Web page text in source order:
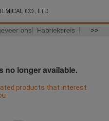
CO., LTD
ons Fabrieksreis >>
no longer available.
products that interest